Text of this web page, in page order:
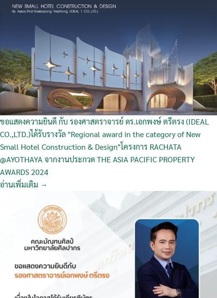
ขอแสดงความยินดี กับ รองศาสตราจารย์ ดร.เอกพงษ์ ตรีตรง (IDEAL
CO.,LTD.)ได้รับรางวัล "Regional award in the category of New
Small Hotel Construction & Design"โครงการ RACHATA
@AYOTHAYA จากงานประกวด THE ASIA PACIFIC PROPERTY
AWARDS 2024
อ่านเพิ่มเติม →